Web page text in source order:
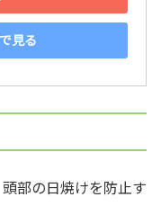
見る
部の日焼けを防止す